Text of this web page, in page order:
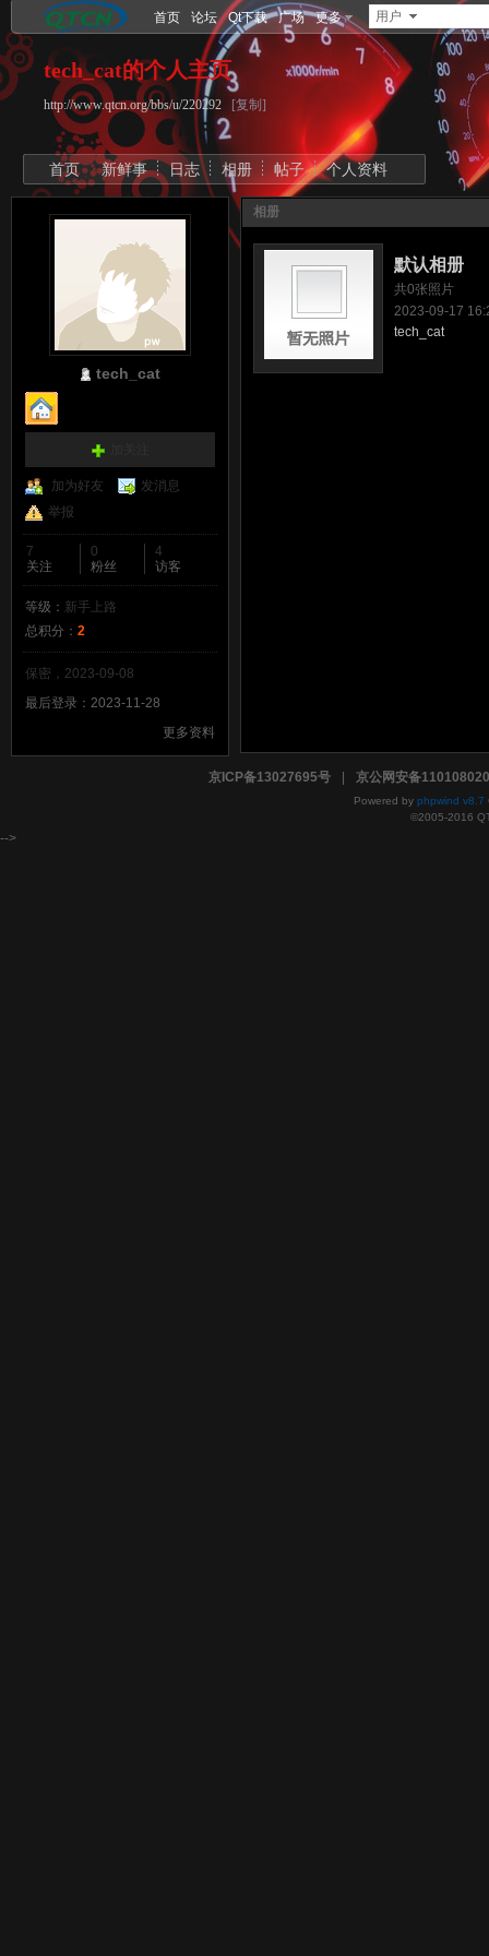
首页 论坛 Qt下载 广场 更多 用户
tech_cat的个人主页
http://www.qtcn.org/bbs/u/220292 [复制]
首页 新鲜事 日志 相册 帖子 个人资料
tech_cat
加为好友
发消息
举报
7
关注
0
粉丝
4
访客
等级： 新手上路
总积分： 2
保密，2023-09-08
最后登录：2023-11-28
更多资料
相册
默认相册
共0张照片
2023-09-17
tech_cat
京ICP备13027695号 京公网安备
Powered by phpwind v8.7
©2005-2016
-->